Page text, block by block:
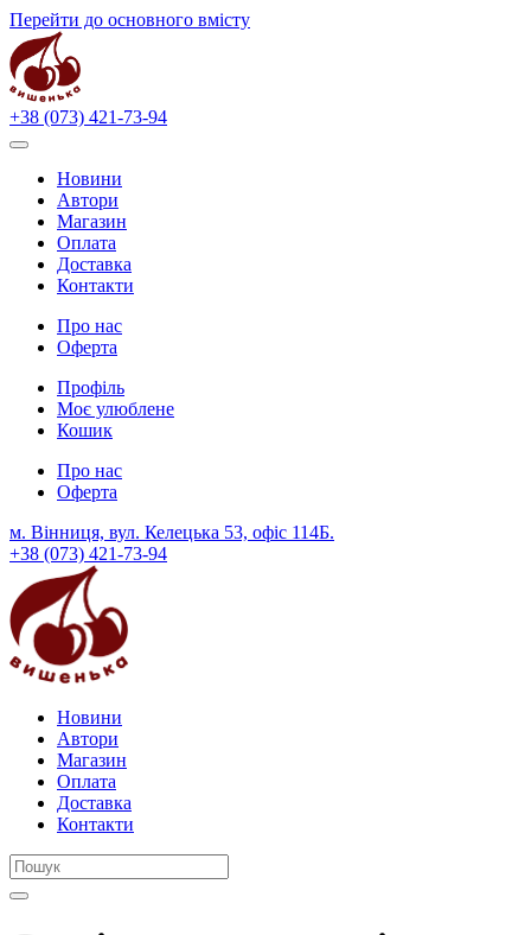
Перейти до основного вмісту
+38 (073) 421-73-94
Новини
Автори
Магазин
Оплата
Доставка
Контакти
Про нас
Оферта
Профіль
Моє улюблене
Кошик
Про нас
Оферта
м. Вінниця, вул. Келецька 53, офіс 114Б.
+38 (073) 421-73-94
Новини
Автори
Магазин
Оплата
Доставка
Контакти